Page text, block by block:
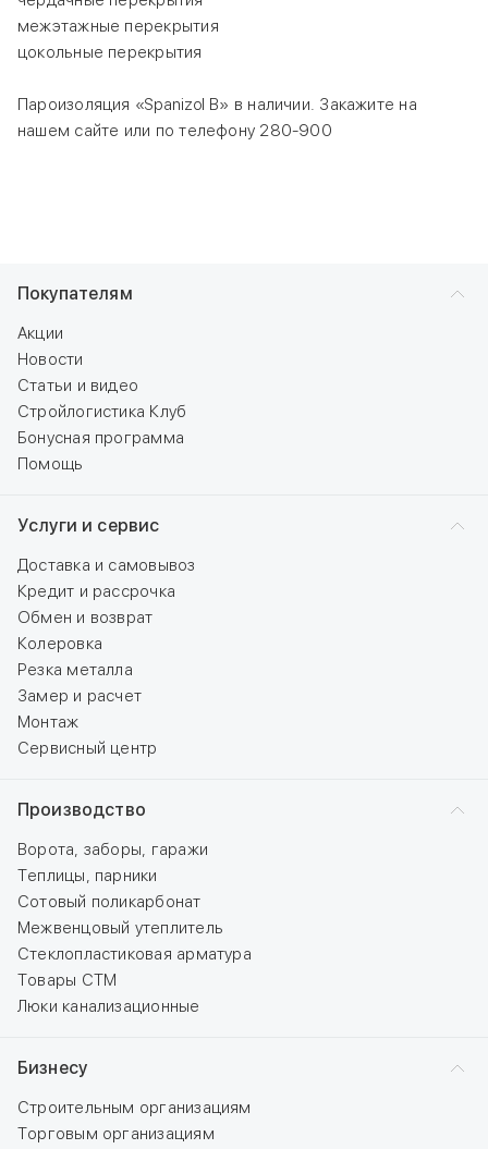
межэтажные перекрытия
цокольные перекрытия
Пароизоляция «Spanizol В» в наличии. Закажите на
нашем сайте или по телефону 280-900
Покупателям
Акции
Новости
Статьи и видео
Стройлогистика Клуб
Бонусная программа
Помощь
Услуги и сервис
Доставка и самовывоз
Кредит и рассрочка
Обмен и возврат
Колеровка
Резка металла
Замер и расчет
Монтаж
Сервисный центр
Производство
Ворота, заборы, гаражи
Теплицы, парники
Сотовый поликарбонат
Межвенцовый утеплитель
Стеклопластиковая арматура
Товары СТМ
Люки канализационные
Бизнесу
Строительным организациям
Торговым организациям